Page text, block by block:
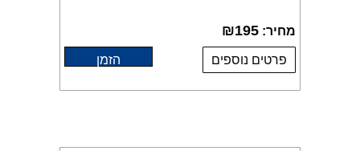
מחיר: ₪195
פרטים נוספים הזמן